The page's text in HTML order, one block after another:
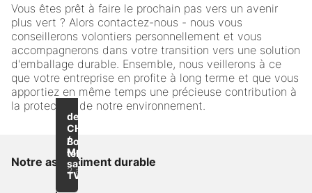
Vous êtes prêt à faire le prochain pas vers un avenir
plus vert ? Alors contactez-nous - nous vous
conseillerons volontiers personnellement et vous
accompagnerons dans votre transition vers une solution
d'emballage durable. Ensemble, nous veillerons à ce
que votre entreprise en profite à long terme et que vous
apportiez en même temps une précieuse contribution à
la protection de notre environnement.
Notre assortiment durable
Jusqu'à
%
Boîte
télescopique
2 articles
de
CHF 0.69
/
Morceau
sans
TVA